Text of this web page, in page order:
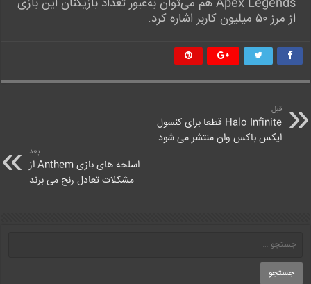
از مرز ۵۰ میلیون کاربر اشاره کرد.
قبل
Halo Infinite قطعا برای کنسول
ایکس باکس وان منتشر می شود
بعد
اسلحه‌ های بازی Anthem از
مشکلات تعادل رنج می برند